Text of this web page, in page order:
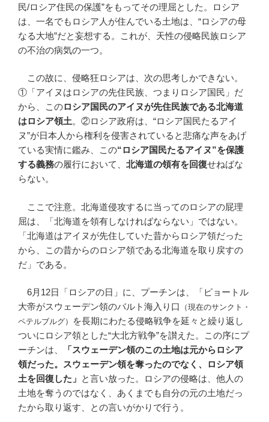
民/ロシア住民の保護”をもってその理屈とした。ロシア
は、一名でもロシア人が住んでいる土地は、“ロシアの母
なる大地”だと妄想する。これが、天性の侵略民族ロシア
の不治の病気の一つ。
この故に、侵略狂ロシアは、次の思考しかできない。
①「アイヌはロシアの先住民族、つまりロシア国民」だ
から、このロシア国民のアイヌが先住民族である北海道
はロシア領土。②ロシア政府は、“ロシア国民たるアイ
ヌ”が日本人から権利を侵害されていると悲痛な声をあげ
ている実情に鑑み、この“ロシア国民たるアイヌ”を保護
する義務の履行において、 北海道の領有を回復せねばな
らない。
ここで注意。北海道侵攻するに当ってのロシアの屁理
屈は、「北海道を領有しなければならない」ではない。
「北海道はアイヌが先住していた昔からロシア領だった
から、この昔からのロシア領である北海道を取り戻すの
だ」である。
6月12日「ロシアの日」に、プーチンは、「ピョートル
大帝がスウェーデン領のバルト海入り口
（現在のサンクト・
ペテルブルグ）
を長期にわたる侵略戦争を延々と繰り返し
ついにロシア領とした“大北方戦争”を讃えた。この序にプ
ーチンは、
「スウェーデン領のこの土地は元からロシア
領だった。スウェーデン領を奪ったのでなく、ロシア領
土を回復した」 と言い放った。ロシアの侵略は、他人の
土地を奪うのではなく、あくまでも自分の元の土地だっ
たから取り返す、との言いがかりで行う。